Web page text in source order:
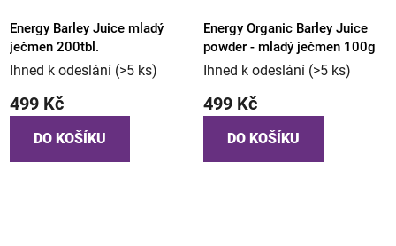
Energy Barley Juice mladý
ječmen 200tbl.
Ihned k odeslání (>5 ks)
499 Kč
DO KOŠÍKU
Energy Organic Barley Juice
powder - mladý ječmen 100g
Ihned k odeslání (>5 ks)
499 Kč
DO KOŠÍKU